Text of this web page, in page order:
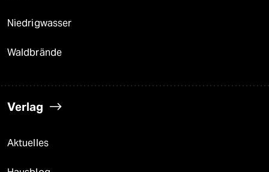
Niedrigwasser
Waldbrände
Verlag
Aktuelles